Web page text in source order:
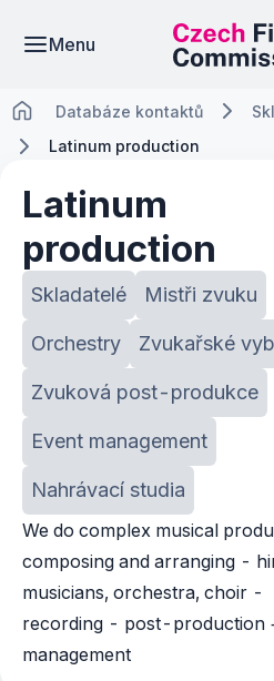
Menu
Databáze kontaktů
Latinum production
Latinum
production
Skladatelé Mistři zvuku
Orchestry Zvukařské
Zvuková post-produkce
Event management
Nahrávací studia
We do complex musical
composing and arranging -
musicians, orchestra, choir -
recording - post-production
management